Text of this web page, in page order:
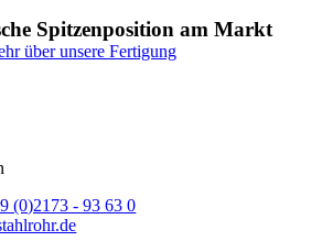
Spitzenposition am Markt
über unsere Fertigung
(0)2173 - 93 63 0